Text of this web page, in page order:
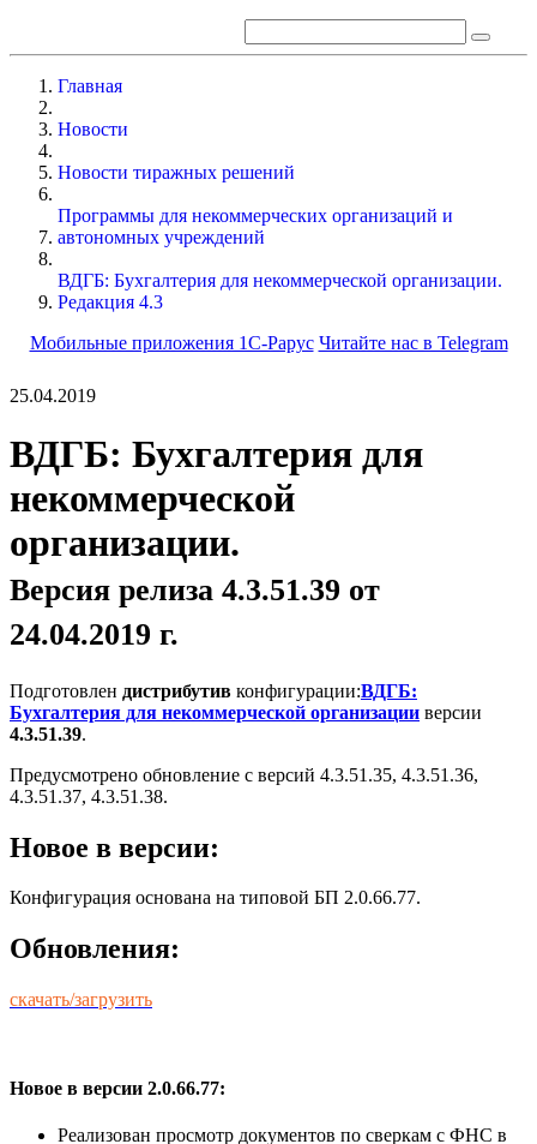
Главная
Новости
Новости тиражных решений
Программы для некоммерческих организаций и
автономных учреждений
ВДГБ: Бухгалтерия для некоммерческой организации.
Редакция 4.3
Мобильные приложения 1С-Рарус Читайте нас в Telegram
25.04.2019
ВДГБ: Бухгалтерия для
некоммерческой
организации.
Версия релиза 4.3.51.39 от
24.04.2019 г.
Подготовлен дистрибутив конфигурации:ВДГБ:
Бухгалтерия для некоммерческой организации версии
4.3.51.39.
Предусмотрено обновление с версий 4.3.51.35, 4.3.51.36,
4.3.51.37, 4.3.51.38.
Новое в версии:
Конфигурация основана на типовой БП 2.0.66.77.
Обновления:
скачать/загрузить
Новое в версии 2.0.66.77:
Реализован просмотр документов по сверкам с ФНС в